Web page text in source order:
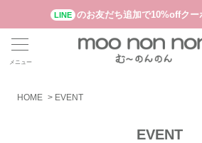
LINE のお友だち追加で10%offクー
メニュー
HOME EVENT
EVENT